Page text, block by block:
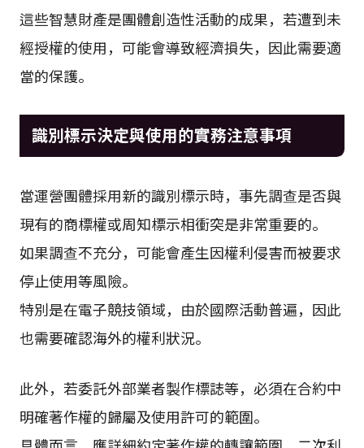
這些智慧財產是團體創造性活動的成果，若遭到未
經授權的使用，可能會導致經濟損失，因此需要適
當的保護。
識別標示決定與使用的實務注意事項
當運營團體採用新的識別標示時，事先調查是否與
現有的商標權或周知標示相衝突是非常重要的。
如果調查不充分，可能會產生因權利侵害而被要求
停止使用等風險。
特別是在電子競技領域，由於國際活動普遍，因此
也需要確認海外的權利狀況。
此外，若委託外部業者製作標誌等，必須在合約中
明確著作權的歸屬及使用許可的範圍。